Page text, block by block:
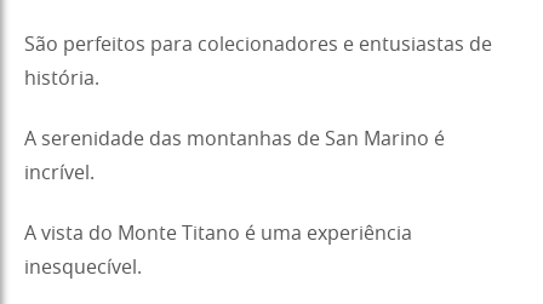
São perfeitos para colecionadores e entusiastas de
história.
A serenidade das montanhas de San Marino é
incrível.
A vista do Monte Titano é uma experiência
inesquecível.